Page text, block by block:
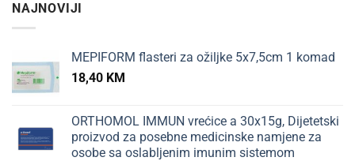
NAJNOVIJI
MEPIFORM flasteri za ožiljke 5x7,5cm 1 komad
18,40 KM
ORTHOMOL IMMUN vrećice a 30x15g, Dijetetski
proizvod za posebne medicinske namjene za
osobe sa oslabljenim imunim sistemom